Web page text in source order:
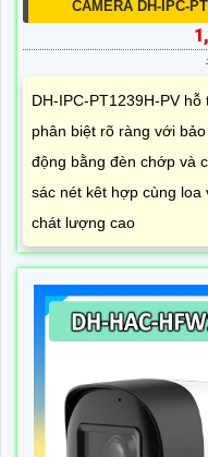
CAMERA DH-IPC-
DH-IPC-PT1239H-PV
phân biệt rõ ràng với
động bằng đèn chớp và
sác nét kêt hợp cùng loa
chát lượng cao